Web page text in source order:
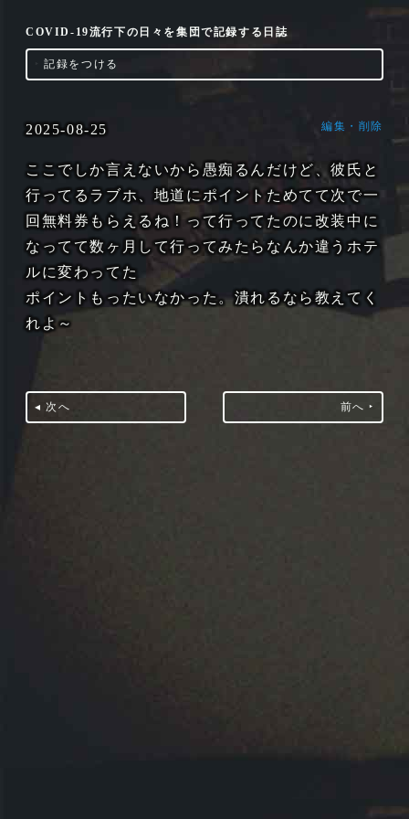
COVID-19流行下の日々を集団で記録する日誌
記録をつける
2025-08-25 編集・削除
ここでしか言えないから愚痴るんだけど、彼氏と
行ってるラブホ、地道にポイントためてて次で一
回無料券もらえるね！って行ってたのに改装中に
なってて数ヶ月して行ってみたらなんか違うホテ
ルに変わってた
ポイントもったいなかった。潰れるなら教えてく
れよ～
◂ 次へ 前へ ‣